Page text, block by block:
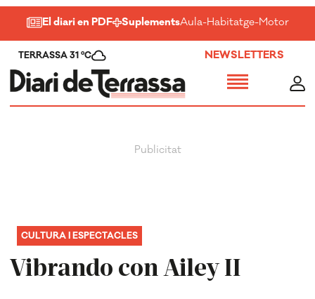
El diari en PDF SuplementsAula-Habitatge-Motor-
TERRASSA 31 ºC NEWSLETTERS
Vibrando con Ailey II
CULTURA I ESPECTACLES